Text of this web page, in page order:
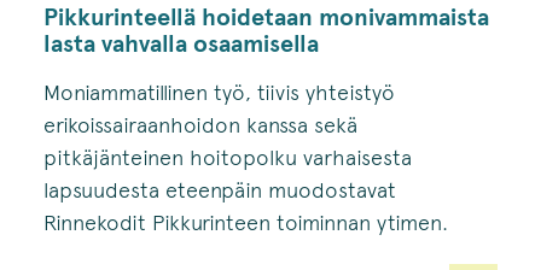
Pikkurinteellä hoidetaan monivammaista
lasta vahvalla osaamisella
Moniammatillinen työ, tiivis yhteistyö
erikoissairaanhoidon kanssa sekä
pitkäjänteinen hoitopolku varhaisesta
lapsuudesta eteenpäin muodostavat
Rinnekodit Pikkurinteen toiminnan ytimen.